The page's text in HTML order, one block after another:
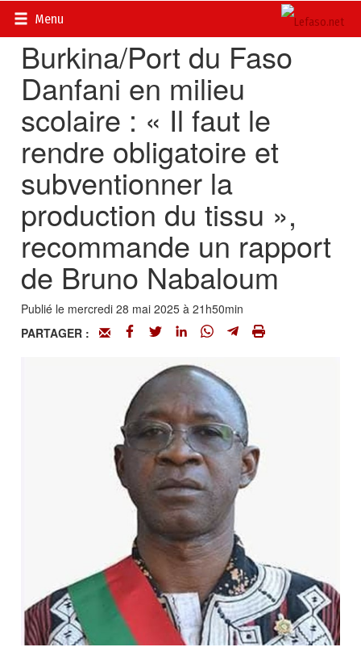
Menu
Accueil>
Burkina/Port du Faso
Danfani en milieu
scolaire : « Il faut le
rendre obligatoire et
subventionner la
production du tissu »,
recommande un rapport
de Bruno Nabaloum
Publié le mercredi 28 mai 2025 à 21h50min
PARTAGER :